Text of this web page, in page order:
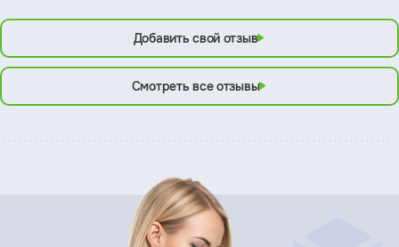
Добавить свой отзыв
Смотреть все отзывы